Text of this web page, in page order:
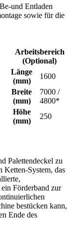
und Entladen
sowie für die
Arbeitsbereich
(Optional)
Länge
(mm)
1600
Breite
(mm)
7000 /
4800*
Höhe
(mm)
250
Palettendeckel zu
Ketten-System, das
Förderband zur
bestücken kann,
Ende des